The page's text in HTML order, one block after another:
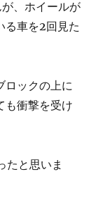
、ホイールが
る車を2回見た
ロックの上に
も衝撃を受け
たと思いま